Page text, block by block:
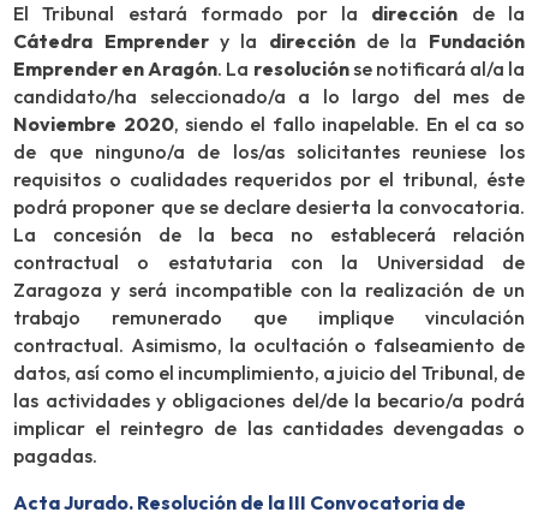
El Tribunal estará formado por la dirección de la
Cátedra Emprendery la direcciónde la Fundación
Emprender en Aragón. La resoluciónse notificará al/a la
candidato/ha seleccionado/a a lo largo del mes de
Noviembre 2020, siendo el fallo inapelable. En el ca so
de que ninguno/a de los/as solicitantes reuniese los
requisitos o cualidades requeridos por el tribunal, éste
podrá proponer que se declare desierta la convocatoria.
La concesión de la beca no establecerá relación
contractual o estatutaria con la Universidad de
Zaragoza y será incompatible con la realización de un
trabajo remunerado que implique vinculación
contractual. Asimismo, la ocultación o falseamiento de
datos, así como el incumplimiento, a juicio del Tribunal, de
las actividades y obligaciones del/de la becario/a podrá
implicar el reintegro de las cantidades devengadas o
pagadas.
Acta Jurado. Resolución de la III Convocatoria de